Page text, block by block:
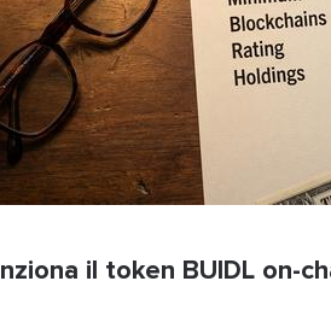
il token BUIDL on-